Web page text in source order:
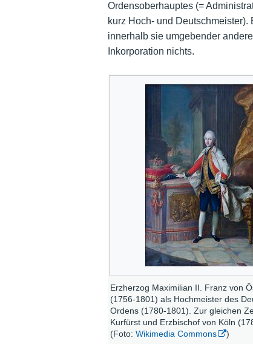
Ordensoberhauptes (=
kurz Hoch- und
innerhalb sie umgebender
Inkorporation nichts.
Erzherzog Maximilian II. Franz von
(1756-1801) als Hochmeister des
Ordens (1780-1801). Zur gleichen
Kurfürst und Erzbischof von Köln
(Foto: Wikimedia Commons )